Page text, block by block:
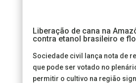
Liberação de cana na
contra etanol brasileiro e
Sociedade civil lança nota de
que pode ser votado no
permitir o cultivo na região